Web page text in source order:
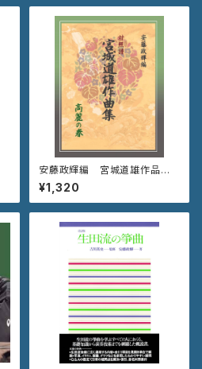
安藤政輝編 宮城道雄作品集
《高麗の春》
¥1,320